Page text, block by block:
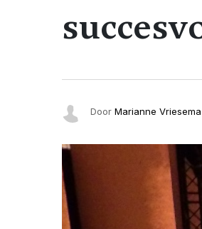
Door Marianne Vriesema